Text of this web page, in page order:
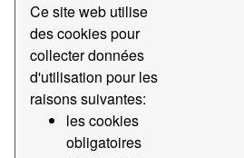
Ce site web utilise
des cookies pour
collecter données
d'utilisation pour les
raisons suivantes:
les cookies
obligatoires
Order by
2 jeux de données
Groups: Statistiques
Marchandise